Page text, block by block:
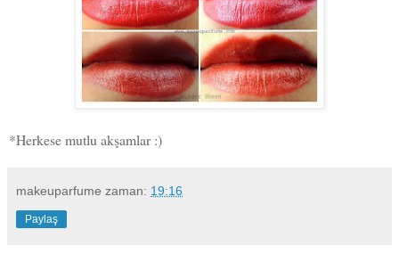
*Herkese mutlu akşamlar :)
makeuparfume zaman: 19:16
Paylaş